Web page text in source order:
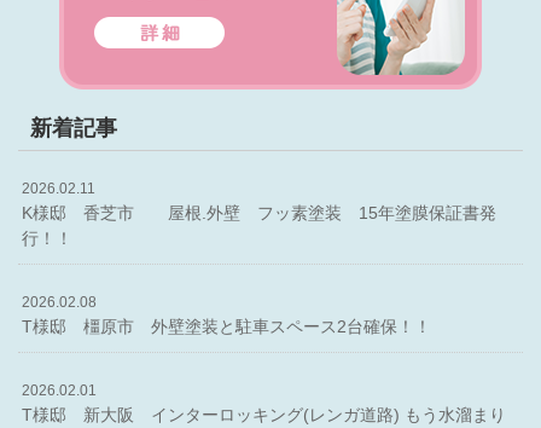
新着記事
2026.02.11
K様邸 香芝市 屋根.外壁 フッ素塗装 15年塗膜保証書発
行！！
2026.02.08
T様邸 橿原市 外壁塗装と駐車スペース2台確保！！
2026.02.01
T様邸 新大阪 インターロッキング(レンガ道路) もう水溜まり